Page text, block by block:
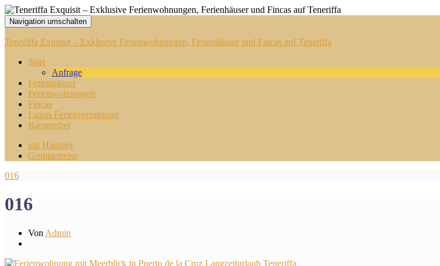
Navigation umschalten
Teneriffa Exquisit – Exklusive Ferienwohnungen, Ferienhäuser und Fincas auf Teneriffa
Start
Anfrage
Ferienhäuser
Ferienwohnungen
Fincas
Luxus Ferienvermietung
Barrierefrei
mit Haustier
Gruppenreise
016
016
Von Admin